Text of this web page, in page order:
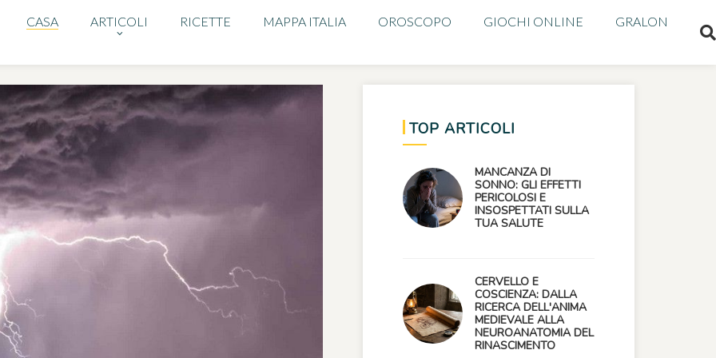
CASA ARTICOLI RICETTE MAPPA ITALIA OROSCOPO GIOCHI ONLINE GRALON
TOP ARTICOLI
MANCANZA DI
SONNO: GLI EFFETTI
PERICOLOSI E
INSOSPETTATI SULLA
TUA SALUTE
CERVELLO E
COSCIENZA: DALLA
RICERCA DELL'ANIMA
MEDIEVALE ALLA
NEUROANATOMIA DEL
RINASCIMENTO